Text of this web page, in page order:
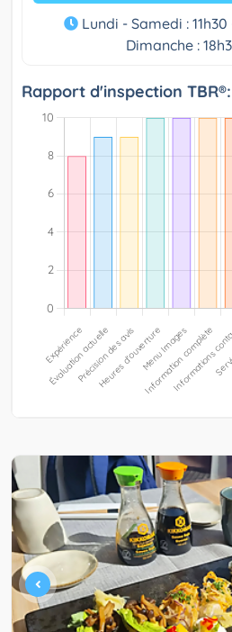
Lundi - Samedi : 11h30
Dimanche :
Rapport d'inspection TBR®: